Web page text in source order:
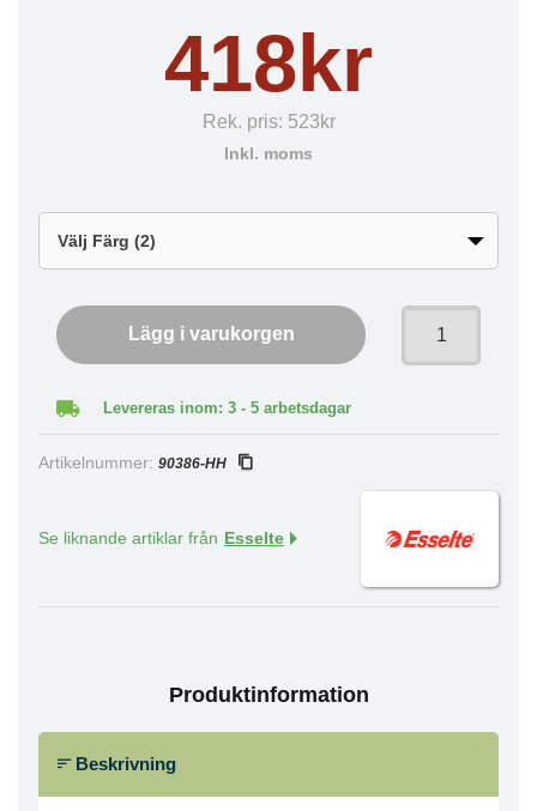
418kr
Rek. pris: 523kr
Inkl. moms
Lägg i varukorgen
Levereras inom: 3 - 5 arbetsdagar
Artikelnummer: 90386-HH
Se liknande artiklar från Esselte
Produktinformation
Beskrivning